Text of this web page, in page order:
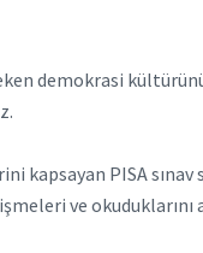
demokrasi
kapsayan PISA
ve okuduklarını